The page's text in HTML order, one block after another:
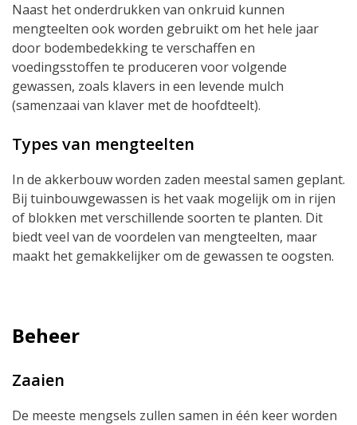
Naast het onderdrukken van onkruid kunnen
mengteelten ook worden gebruikt om het hele jaar
door bodembedekking te verschaffen en
voedingsstoffen te produceren voor volgende
gewassen, zoals klavers in een levende mulch
(samenzaai van klaver met de hoofdteelt).
Types van mengteelten
In de akkerbouw worden zaden meestal samen geplant.
Bij tuinbouwgewassen is het vaak mogelijk om in rijen
of blokken met verschillende soorten te planten. Dit
biedt veel van de voordelen van mengteelten, maar
maakt het gemakkelijker om de gewassen te oogsten.
Beheer
Zaaien
De meeste mengsels zullen samen in één keer worden